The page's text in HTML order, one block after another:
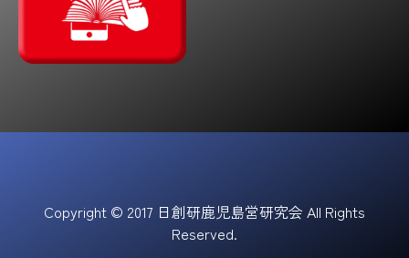
Copyright © 2017 日創研鹿児島営研究会 All Rights
Reserved.